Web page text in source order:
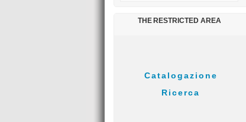
THE RESTRICTED AREA
Il tempio di Nettuno aperto a Pasqua